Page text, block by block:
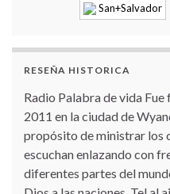
San+Salvador
RESEÑA HISTORICA
Radio Palabra de vida
2011 en la ciudad de
propósito de ministrar los
escuchan enlazando con
diferentes partes del